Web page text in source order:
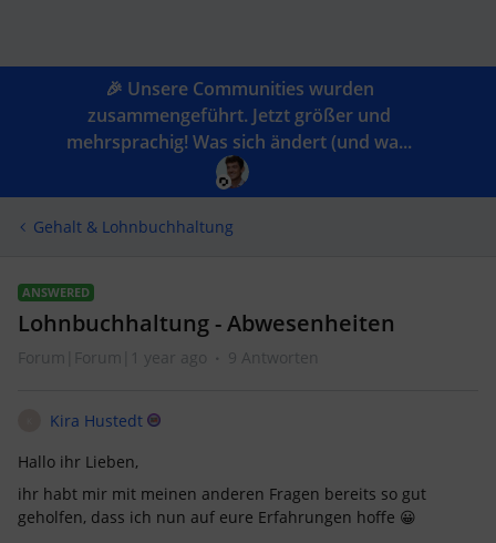
🎉 Unsere Communities wurden
zusammengeführt. Jetzt größer und
mehrsprachig! Was sich ändert (und wa...
Gehalt & Lohnbuchhaltung
ANSWERED
Lohnbuchhaltung - Abwesenheiten
Forum|Forum|1 year ago 9 Antworten
Kira Hustedt
Hallo ihr Lieben,
ihr habt mir mit meinen anderen Fragen bereits so gut
geholfen, dass ich nun auf eure Erfahrungen hoffe 😀